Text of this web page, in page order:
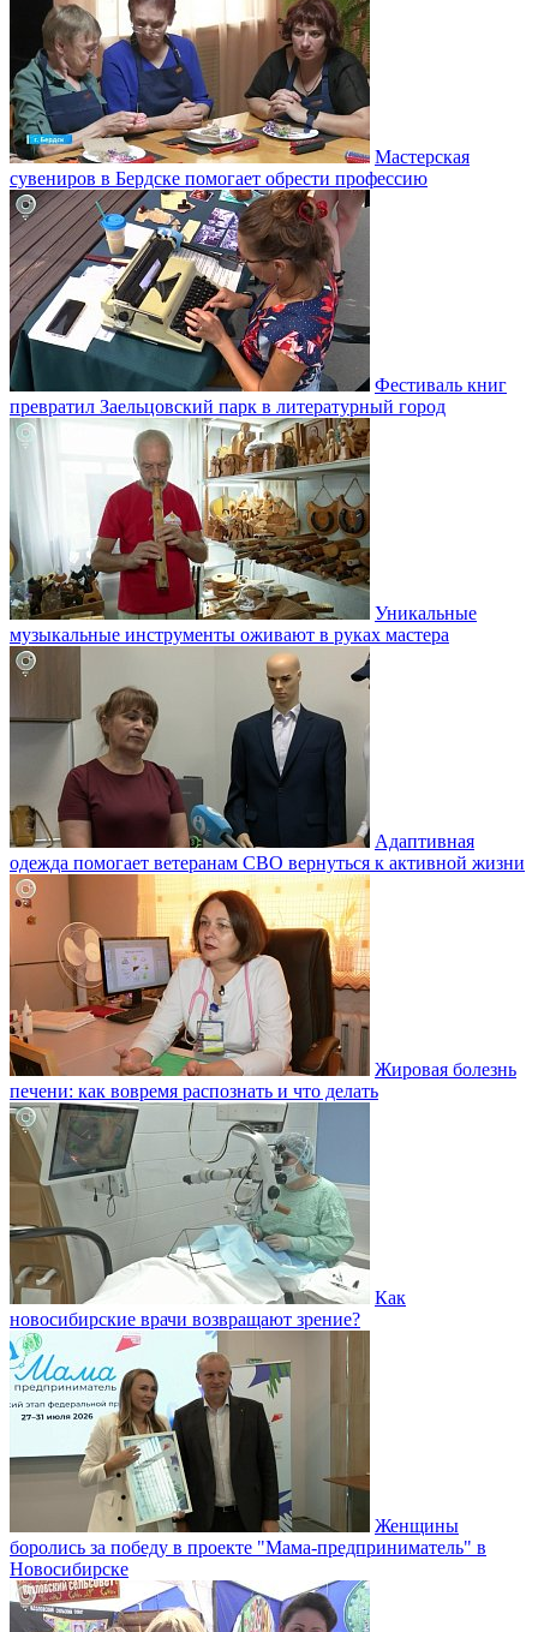
Мастерская
сувениров в Бердске помогает обрести профессию
Фестиваль книг
превратил Заельцовский парк в литературный город
Уникальные
музыкальные инструменты оживают в руках мастера
Адаптивная
одежда помогает ветеранам СВО вернуться к активной жизни
Жировая болезнь
печени: как вовремя распознать и что делать
Как
новосибирские врачи возвращают зрение?
Женщины
боролись за победу в проекте "Мама-предприниматель" в
Новосибирске